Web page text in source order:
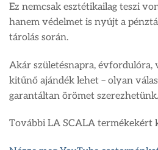
Ez nemcsak esztétikailag teszi
hanem védelmet is nyújt a
tárolás során.
Akár születésnapra, évfordulóra,
kitűnő ajándék lehet – olyan
garantáltan örömet szerezhetünk.
További LA SCALA termékekért